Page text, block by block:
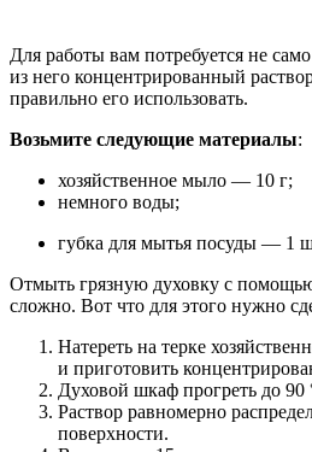
Для работы вам потребуется не
из него концентрированный
правильно его использовать.
Возьмите следующие материалы:
хозяйственное мыло — 10 г;
немного воды;
губка для мытья посуды — 1
Отмыть грязную духовку с
сложно. Вот что для этого нужно
Натереть на терке
и приготовить
Духовой шкаф прогреть до 90
Раствор равномерно
поверхности.